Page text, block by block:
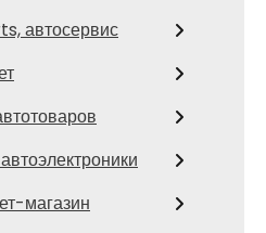
автосервис
магазин